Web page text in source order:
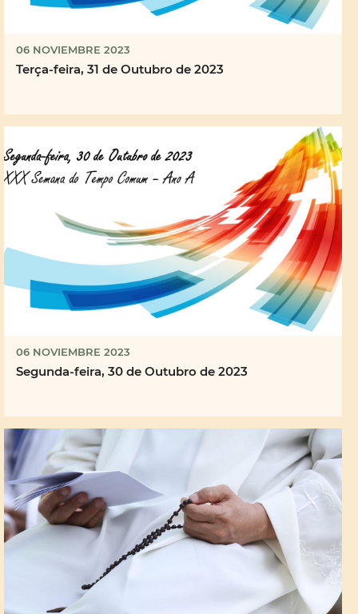
06 NOVIEMBRE 2023
Terça-feira, 31 de Outubro de 2023
06 NOVIEMBRE 2023
Segunda-feira, 30 de Outubro de 2023